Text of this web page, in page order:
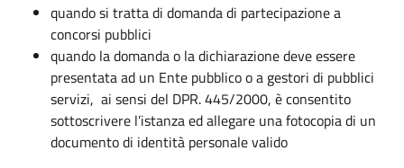
quando si tratta di domanda di partecipazione a
concorsi pubblici
quando la domanda o la dichiarazione deve essere
presentata ad un Ente pubblico o a gestori di pubblici
servizi, ai sensi del DPR. 445/2000, è consentito
sottoscrivere l’istanza ed allegare una fotocopia di un
documento di identità personale valido